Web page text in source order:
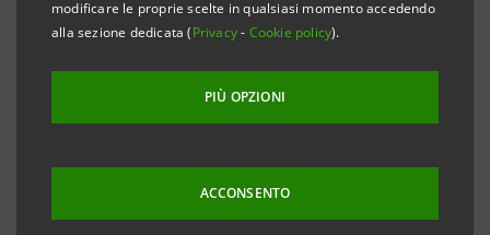
modificare le proprie scelte in qualsiasi momento accedendo
alla sezione dedicata (Privacy- Cookie policy).
PIÙ OPZIONI
ACCONSENTO
da subito un supporto finanziarioa sostegno delle
famiglie e delle impresestanziandounplafonddi
che hanno subìto danni e necessitano di un sostegno